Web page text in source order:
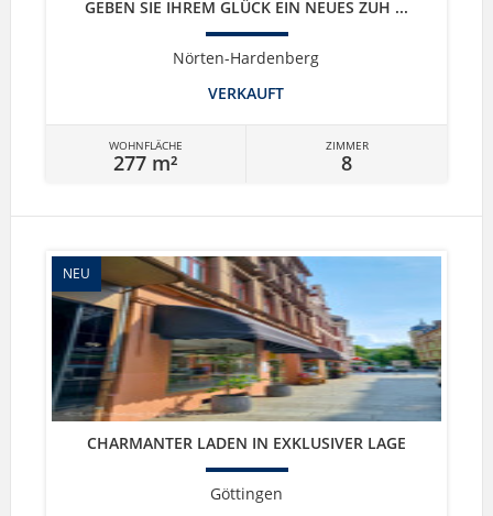
GEBEN SIE IHREM GLÜCK EIN NEUES ZUH ...
Nörten-Hardenberg
VERKAUFT
WOHNFLÄCHE
277 m²
ZIMMER
8
NEU
CHARMANTER LADEN IN EXKLUSIVER LAGE
Göttingen